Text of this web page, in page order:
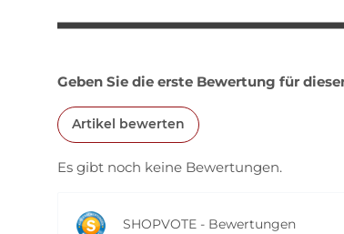
Geben Sie die erste Bewertung für
Artikel bewerten
Es gibt noch keine Bewertungen.
SHOPVOTE - Bewertungen